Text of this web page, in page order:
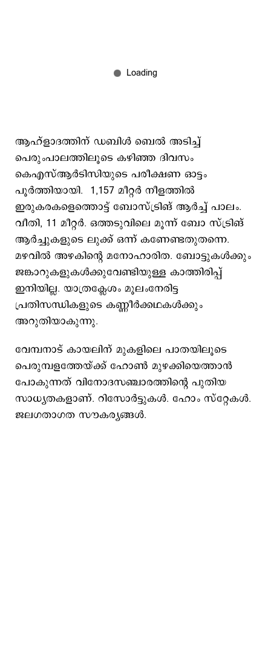
ആഹ്ളാദത്തിന് ഡബിള്‍ ബെല്‍ അടിച്ച്
പെരുംപാലത്തിലൂടെ കഴിഞ്ഞ ദിവസം
കെഎസ്ആര്‍ടിസിയുടെ പരീക്ഷണ ഓട്ടം
പൂര്‍ത്തിയായി. 1,157 മീറ്റര്‍ നീളത്തില്‍
ഇരുകരകളെത്തൊട്ട് ബോസ്ട്രിങ് ആര്‍ച്ച് പാലം.
വീതി, 11 മീറ്റര്‍. ഒത്തടുവിലെ മൂന്ന് ബോ സ്ട്രിങ്
ആര്‍ച്ചുകളുടെ ലുക്ക് ഒന്ന് കണേണ്ടതുതന്നെ.
മഴവില്‍ അഴകിന്‍റെ മനോഹാരിത. ബോട്ടുകള്‍ക്കും
ജങ്കാറുകളുകള്‍ക്കുവേണ്ടിയുള്ള കാത്തിരിപ്പ്
ഇനിയില്ല. യാത്രക്ലേശം മൂലംനേരിട്ട
പ്രതിസന്ധികളുടെ കണ്ണീര്‍ക്കഥകള്‍ക്കും
അറുതിയാകുന്നു.
വേമ്പനാട് കായലിന് മുകളിലെ പാതയിലൂടെ
പെരുമ്പളത്തേയ്ക്ക് ഹോണ്‍ മുഴക്കിയെത്താന്‍
പോകുന്നത് വിനോദസഞ്ചാരത്തിന്‍റെ പുതിയ
സാധ്യതകളാണ്. റിസോര്‍ട്ടുകള്‍. ഹോം സ്റ്റേകള്‍.
ജലഗതാഗത സൗകര്യങ്ങള്‍.